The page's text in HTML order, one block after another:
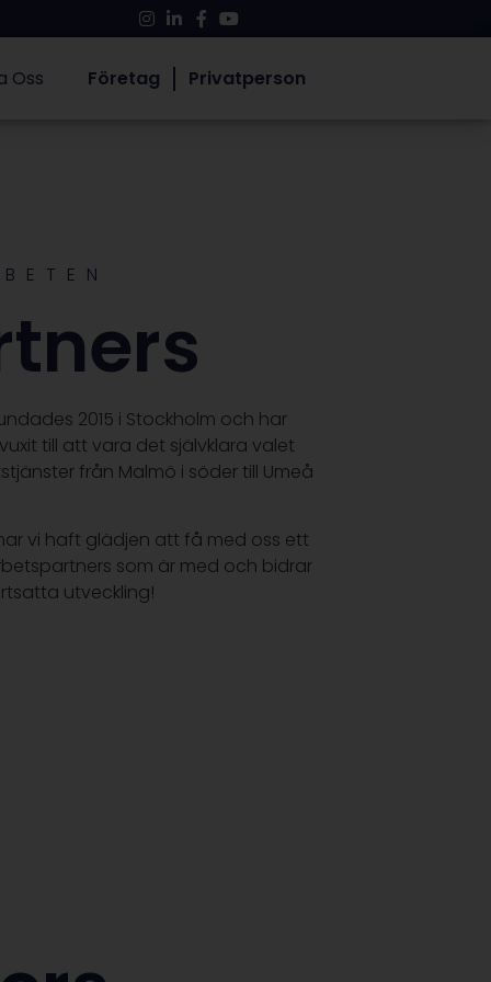
Oss Företag Privatperson
2015 i Stockholm och har
till att vara det självklara valet
från Malmö i söder till Umeå
vi haft glädjen att få med oss ett
som är med och bidrar
utveckling!